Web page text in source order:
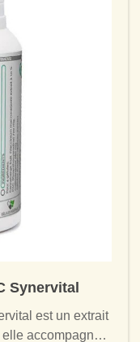
Synervital